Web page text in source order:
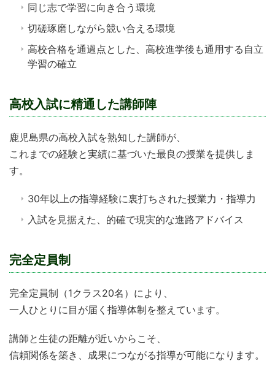
同じ志で学習に向き合う環境
切磋琢磨しながら競い合える環境
高校合格を通過点とした、高校進学後も通用する自立
学習の確立
高校入試に精通した講師陣
鹿児島県の高校入試を熟知した講師が、
これまでの経験と実績に基づいた最良の授業を提供しま
す。
30年以上の指導経験に裏打ちされた授業力・指導力
入試を見据えた、的確で現実的な進路アドバイス
完全定員制
完全定員制（1クラス20名）により、
一人ひとりに目が届く指導体制を整えています。
講師と生徒の距離が近いからこそ、
信頼関係を築き、成果につながる指導が可能になります。